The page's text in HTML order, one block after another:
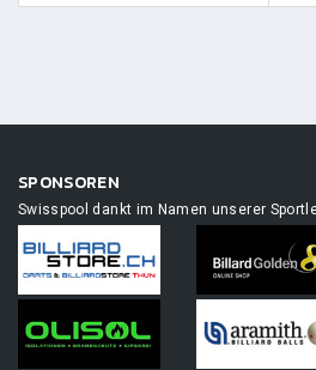
SPONSOREN
Swisspool dankt im Namen unserer